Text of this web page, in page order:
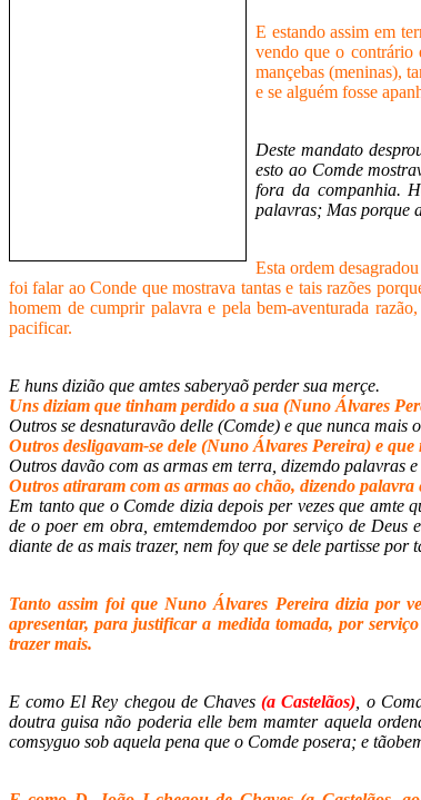
E estando assim em
vendo que o contrário
mançebas (meninas),
e se alguém fosse
Deste mandato
esto ao Comde
fora da companhia.
palavras; Mas porque
Esta ordem
foi falar ao Conde que mostrava tantas e tais razões
homem de cumprir palavra e pela bem-aventurada
pacificar.
E huns dizião que amtes saberyaõ perder sua merçe.
Uns diziam que tinham perdido a sua (Nuno Álvares
Outros se desnaturavão delle (Comde) e que nunca mais
Outros desligavam-se dele (Nuno Álvares Pereira) e
Outros davão com as armas em terra, dizemdo palavras
Outros atiraram com as armas ao chão, dizendo
Em tanto que o Comde dizia depois per vezes que amte
de o poer em obra, emtemdemdoo por serviço de
diante de as mais trazer, nem foy que se dele partisse por
Tanto assim foi que Nuno Álvares Pereira dizia por
apresentar, para justificar a medida tomada, por
trazer mais.
E como El Rey chegou de Chaves(a Castelãos) , o
doutra guisa não poderia elle bem mamter aquela
comsyguo sob aquela pena que o Comde posera; e